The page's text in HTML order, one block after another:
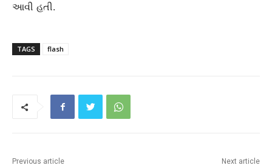
આવી હતી.
TAGS flash
Previous article Next article